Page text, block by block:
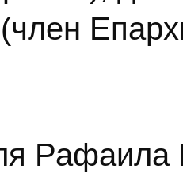
Рафаила